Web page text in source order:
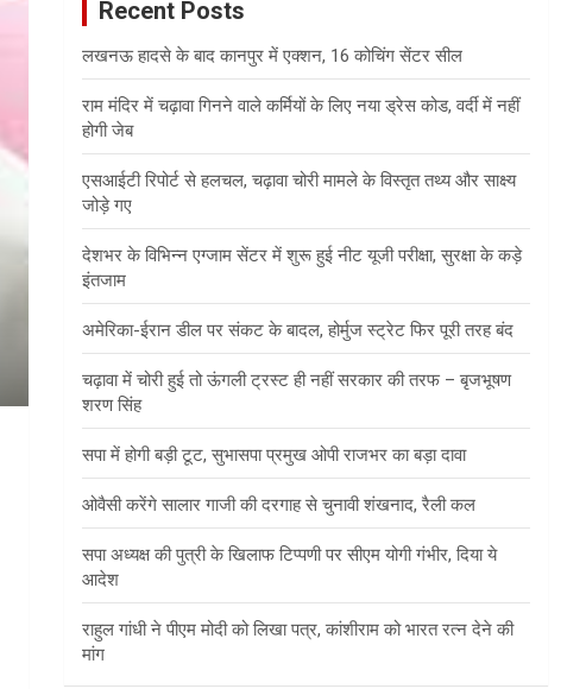
Recent Posts
लखनऊ हादसे के बाद कानपुर में एक्शन, 16 कोचिंग सेंटर सील
राम मंदिर में चढ़ावा गिनने वाले कर्मियों के लिए नया ड्रेस कोड, वर्दी में नहीं
होगी जेब
एसआईटी रिपोर्ट से हलचल, चढ़ावा चोरी मामले के विस्तृत तथ्य और साक्ष्य
जोड़े गए
देशभर के विभिन्न एग्जाम सेंटर में शुरू हुई नीट यूजी परीक्षा, सुरक्षा के कड़े
इंतजाम
अमेरिका-ईरान डील पर संकट के बादल, होर्मुज स्ट्रेट फिर पूरी तरह बंद
चढ़ावा में चोरी हुई तो ऊंगली ट्रस्ट ही नहीं सरकार की तरफ – बृजभूषण
शरण सिंह
सपा में होगी बड़ी टूट, सुभासपा प्रमुख ओपी राजभर का बड़ा दावा
ओवैसी करेंगे सालार गाजी की दरगाह से चुनावी शंखनाद, रैली कल
सपा अध्यक्ष की पुत्री के खिलाफ टिप्पणी पर सीएम योगी गंभीर, दिया ये
आदेश
राहुल गांधी ने पीएम मोदी को लिखा पत्र, कांशीराम को भारत रत्न देने की
मांग